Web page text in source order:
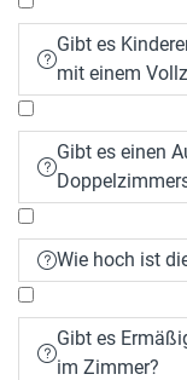

Gibt es
mit einem

Gibt es einen
Wie hoch ist

Gibt es
im Zimmer?